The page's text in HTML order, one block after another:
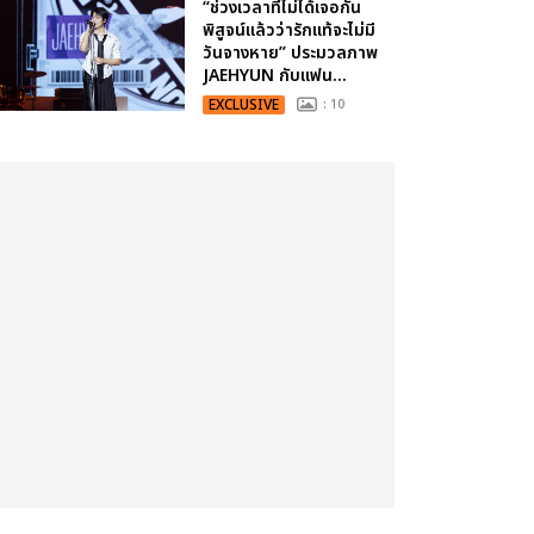
“ช่วงเวลาที่ไม่ได้เจอกัน
พิสูจน์แล้วว่ารักแท้จะไม่มี
วันจางหาย” ประมวลภาพ
JAEHYUN กับแฟน...
EXCLUSIVE : 10